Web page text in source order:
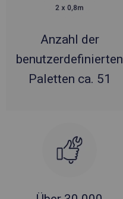
Anzahl der
benutzerdefinierten
Paletten ca. 51